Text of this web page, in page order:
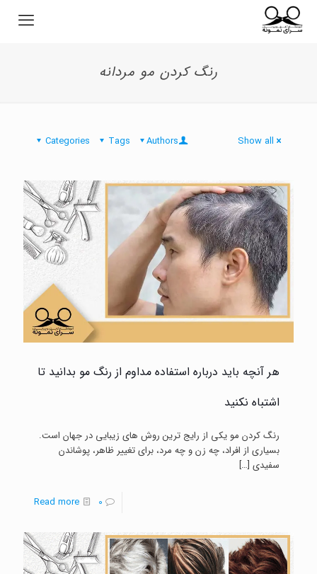
رنگ کردن مو مردانه
Categories Tags Authors Show all
هر آنچه باید درباره استفاده مداوم از رنگ مو بدانید تا
اشتباه نکنید
رنگ کردن مو یکی از رایج ترین روش های زیبایی در جهان است.
بسیاری از افراد، چه زن و چه مرد، برای تغییر ظاهر، پوشاندن
سفیدی […]
0
Read more
-
آنچه
باید